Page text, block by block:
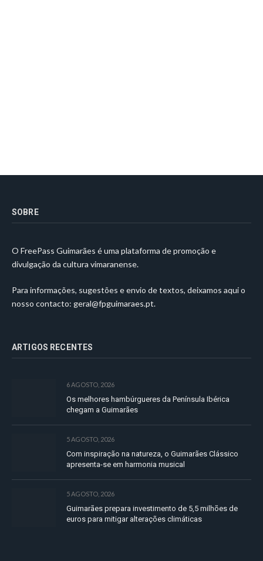
SOBRE
O FreePass Guimarães é uma plataforma de promoção e
divulgação da cultura vimaranense.
Para informações, sugestões e envio de textos, deixamos aqui o
nosso contacto: geral@fpguimaraes.pt.
ARTIGOS RECENTES
6 AGOSTO, 2026
Os melhores hambúrgueres da Península Ibérica
chegam a Guimarães
5 AGOSTO, 2026
Com inspiração na natureza, o Guimarães Clássico
apresenta-se em harmonia musical
5 AGOSTO, 2026
Guimarães prepara investimento de 5,5 milhões de
euros para mitigar alterações climáticas